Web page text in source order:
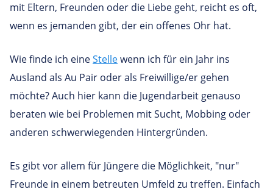
mit Eltern, Freunden oder die Liebe geht, reicht es oft,
wenn es jemanden gibt, der ein offenes Ohr hat.
Wie finde ich eineStellewenn ich für ein Jahr ins
Ausland als Au Pair oder als Freiwillige/er gehen
möchte? Auch hier kann die Jugendarbeit genauso
beraten wie bei Problemen mit Sucht, Mobbing oder
anderen schwerwiegenden Hintergründen.
Es gibt vor allem für Jüngere die Möglichkeit, "nur"
Freunde in einem betreuten Umfeld zu treffen. Einfach